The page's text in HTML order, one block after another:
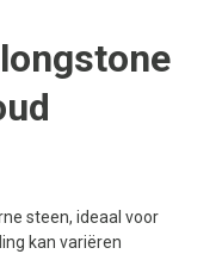
steen, ideaal voor
kan variëren